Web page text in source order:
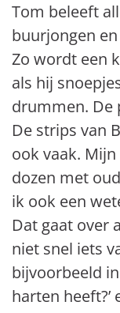
Tom beleeft
buurjongen
Zo wordt een
als hij
drummen. De
De strips van
ook vaak.
dozen met
ik ook een
Dat gaat over
niet snel iets
bijvoorbeeld
harten heeft?’